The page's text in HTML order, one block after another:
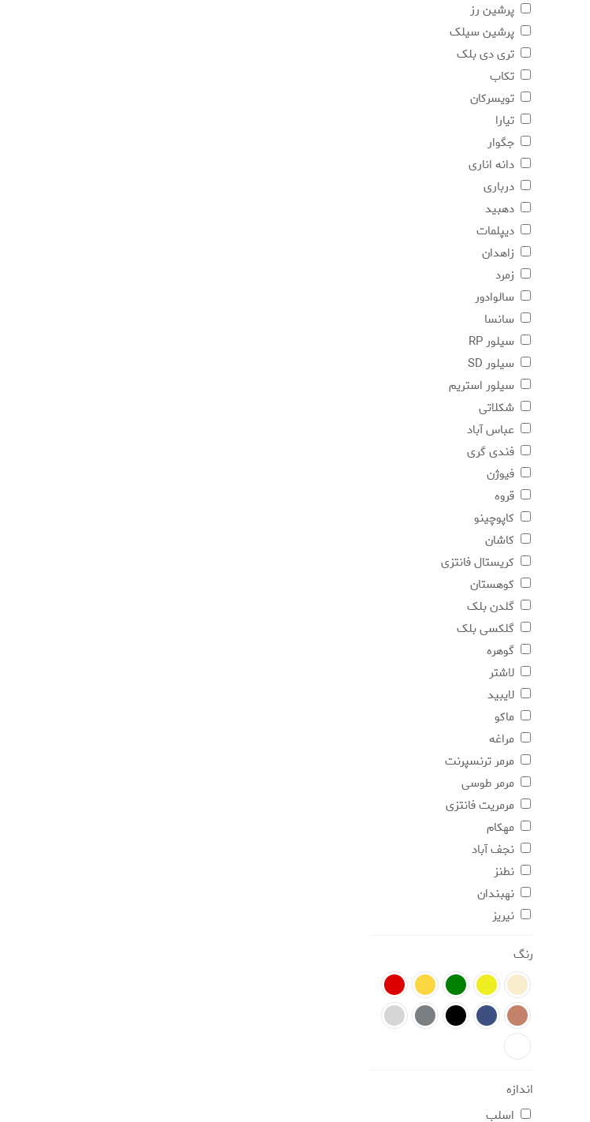
پرشین رز
پرشین سیلک
تری دی بلک
تکاب
تویسرکان
تیارا
جگوار
دانه اناری
درباری
دهبید
دیپلمات
زاهدان
زمرد
سالوادور
سانسا
سیلور RP
سیلور SD
سیلور استریم
شکلاتی
عباس آباد
فندی گری
فیوژن
قروه
کاپوچینو
کاشان
کریستال فانتزی
کوهستان
گلدن بلک
گلکسی بلک
گوهره
لاشتر
لایبید
ماکو
مراغه
مرمر ترنسپرنت
مرمر طوسی
مرمریت فانتزی
مهکام
نجف آباد
نطنز
نهبندان
نیریز
رنگ
اندازه
اسلب